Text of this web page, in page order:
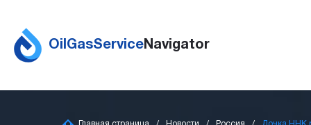
OilGasServiceNavigator